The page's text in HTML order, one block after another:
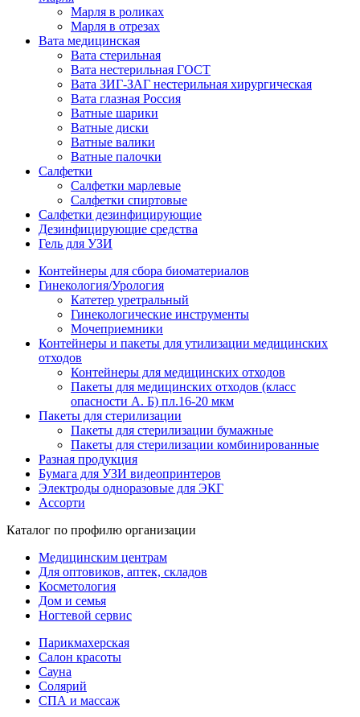
Марля в роликах
Марля в отрезах
Вата медицинская
Вата стерильная
Вата нестерильная ГОСТ
Вата ЗИГ-ЗАГ нестерильная хирургическая
Вата глазная Россия
Ватные шарики
Ватные диски
Ватные валики
Ватные палочки
Салфетки
Салфетки марлевые
Салфетки спиртовые
Салфетки дезинфицирующие
Дезинфицирующие средства
Гель для УЗИ
Контейнеры для сбора биоматериалов
Гинекология/Урология
Катетер уретральный
Гинекологические инструменты
Мочеприемники
Контейнеры и пакеты для утилизации медицинских
отходов
Контейнеры для медицинских отходов
Пакеты для медицинских отходов (класс
опасности А. Б) пл.16-20 мкм
Пакеты для стерилизации
Пакеты для стерилизации бумажные
Пакеты для стерилизации комбинированные
Разная продукция
Бумага для УЗИ видеопринтеров
Электроды одноразовые для ЭКГ
Ассорти
Каталог по профилю организации
Медицинским центрам
Для оптовиков, аптек, складов
Косметология
Дом и семья
Ногтевой сервис
Парикмахерская
Салон красоты
Сауна
Солярий
СПА и массаж